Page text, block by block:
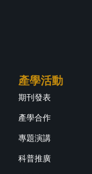
產學活動
期刊發表
產學合作
專題演講
科普推廣